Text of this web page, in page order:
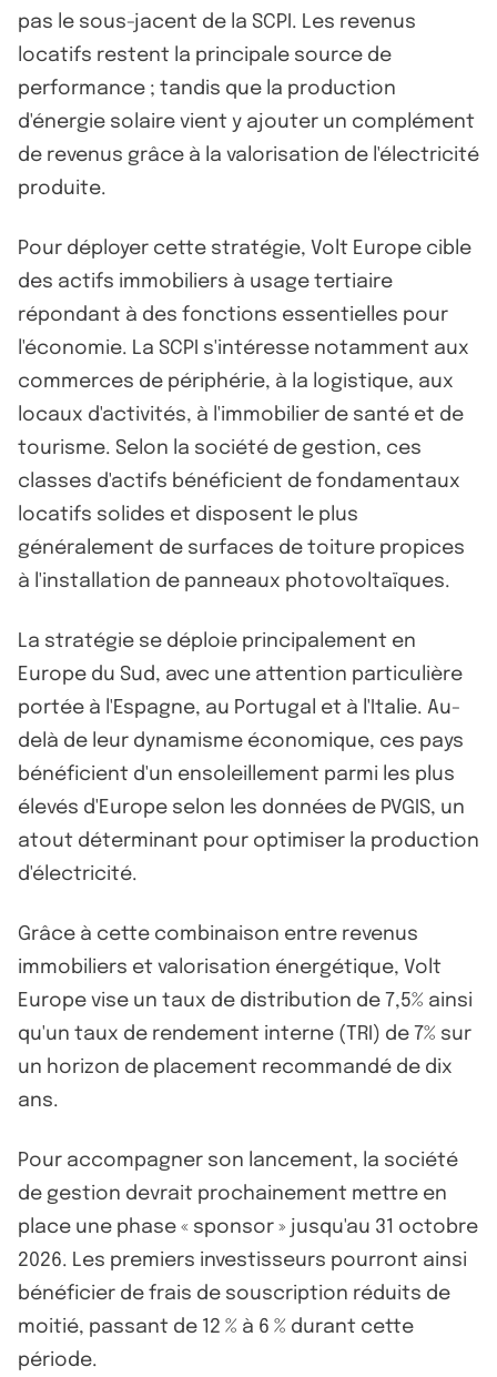
pas le sous-jacent de la SCPI. Les revenus
locatifs restent la principale source de
performance ; tandis que la production
d'énergie solaire vient y ajouter un complément
de revenus grâce à la valorisation de l'électricité
produite.
Pour déployer cette stratégie, Volt Europe cible
des actifs immobiliers à usage tertiaire
répondant à des fonctions essentielles pour
l'économie. La SCPI s'intéresse notamment aux
commerces de périphérie, à la logistique, aux
locaux d'activités, à l'immobilier de santé et de
tourisme. Selon la société de gestion, ces
classes d'actifs bénéficient de fondamentaux
locatifs solides et disposent le plus
généralement de surfaces de toiture propices
à l'installation de panneaux photovoltaïques.
La stratégie se déploie principalement en
Europe du Sud, avec une attention particulière
portée à l'Espagne, au Portugal et à l'Italie. Au-
delà de leur dynamisme économique, ces pays
bénéficient d'un ensoleillement parmi les plus
élevés d'Europe selon les données de PVGIS, un
atout déterminant pour optimiser la production
d'électricité.
Grâce à cette combinaison entre revenus
immobiliers et valorisation énergétique, Volt
Europe vise un taux de distribution de 7,5% ainsi
qu'un taux de rendement interne (TRI) de 7% sur
un horizon de placement recommandé de dix
ans.
Pour accompagner son lancement, la société
de gestion devrait prochainement mettre en
place une phase « sponsor » jusqu'au 31 octobre
2026. Les premiers investisseurs pourront ainsi
bénéficier de frais de souscription réduits de
moitié, passant de 12 % à 6 % durant cette
période.